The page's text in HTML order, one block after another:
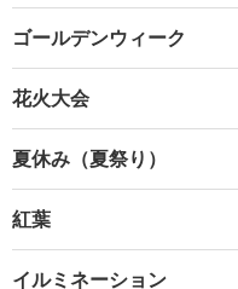
ゴールデンウィーク
花火大会
夏休み（夏祭り）
紅葉
イルミネーション